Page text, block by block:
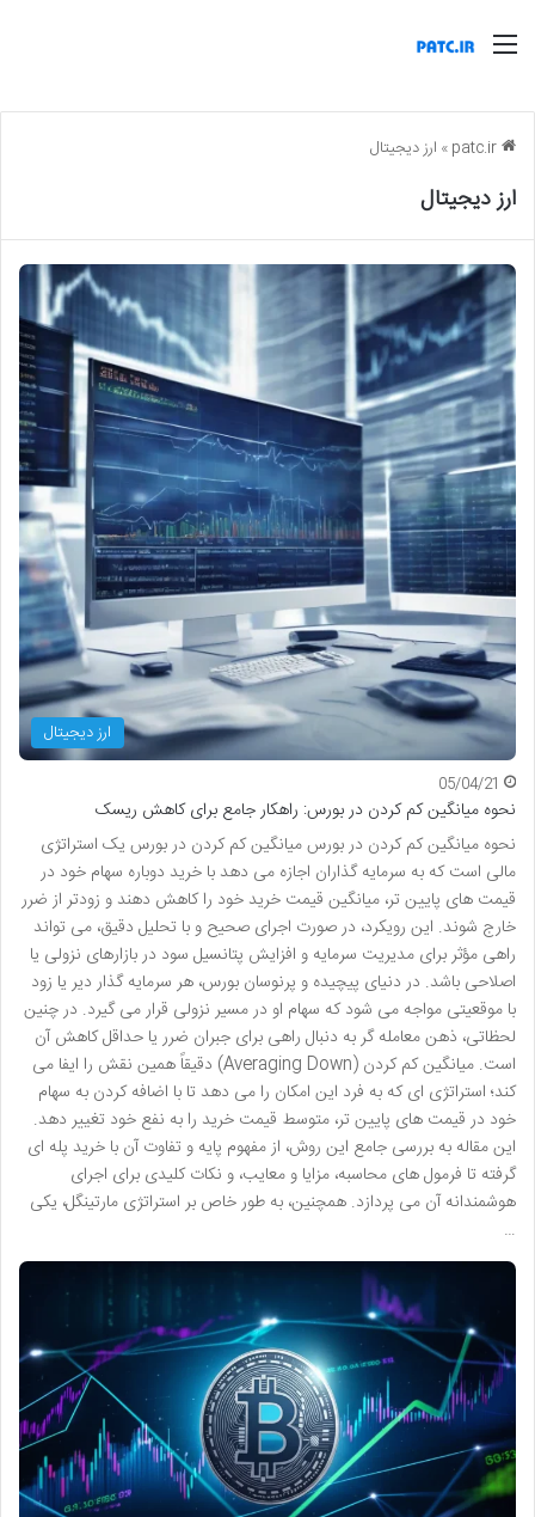
منو
» ارز دیجیتال
ارز دیجیتال
ارز دیجیتال
05/04/21
نحوه میانگین کم کردن در بورس: راهکار جامع برای کاهش ریسک
نحوه میانگین کم کردن در بورس میانگین کم کردن در بورس یک استراتژی
مالی است که به سرمایه گذاران اجازه می دهد با خرید دوباره سهام خود در
قیمت های پایین تر، میانگین قیمت خرید خود را کاهش دهند و زودتر از ضرر
خارج شوند. این رویکرد، در صورت اجرای صحیح و با تحلیل دقیق، می تواند
راهی مؤثر برای مدیریت سرمایه و افزایش پتانسیل سود در بازارهای نزولی یا
اصلاحی باشد. در دنیای پیچیده و پرنوسان بورس، هر سرمایه گذار دیر یا زود
با موقعیتی مواجه می شود که سهام او در مسیر نزولی قرار می گیرد. در چنین
لحظاتی، ذهن معامله گر به دنبال راهی برای جبران ضرر یا حداقل کاهش آن
است. میانگین کم کردن (Averaging Down) دقیقاً همین نقش را ایفا می
کند؛ استراتژی ای که به فرد این امکان را می دهد تا با اضافه کردن به سهام
خود در قیمت های پایین تر، متوسط قیمت خرید را به نفع خود تغییر دهد.
این مقاله به بررسی جامع این روش، از مفهوم پایه و تفاوت آن با خرید پله ای
گرفته تا فرمول های محاسبه، مزایا و معایب، و نکات کلیدی برای اجرای
هوشمندانه آن می پردازد. همچنین، به طور خاص بر استراتژی مارتینگل، یکی
…